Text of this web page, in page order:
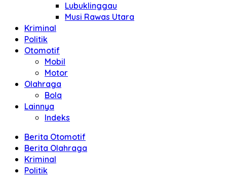
Lubuklinggau
Musi Rawas Utara
Kriminal
Politik
Otomotif
Mobil
Motor
Olahraga
Bola
Lainnya
Indeks
Berita Otomotif
Berita Olahraga
Kriminal
Politik